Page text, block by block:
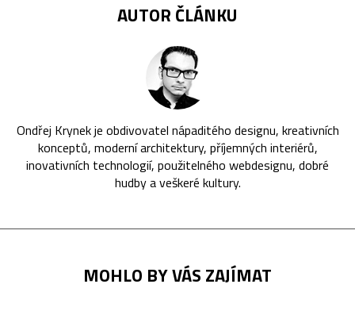
AUTOR ČLÁNKU
Ondřej Krynek je obdivovatel nápaditého designu, kreativních
konceptů, moderní architektury, příjemných interiérů,
inovativních technologií, použitelného webdesignu, dobré
hudby a veškeré kultury.
MOHLO BY VÁS ZAJÍMAT